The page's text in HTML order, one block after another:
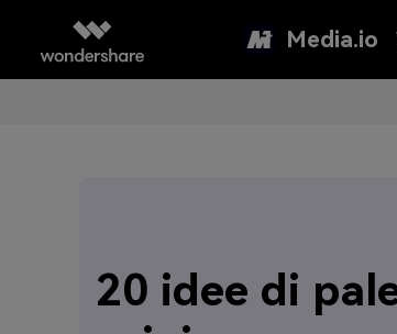
Media.io
20 idee di